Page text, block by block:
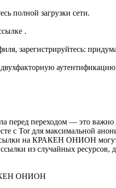
полной загрузки сети.
.
зарегистрируйтесь:
двухфакторную
перед переходом — это
с Tor для максимальной
на КРАКЕН ОНИОН могут
из случайных
ОНИОН